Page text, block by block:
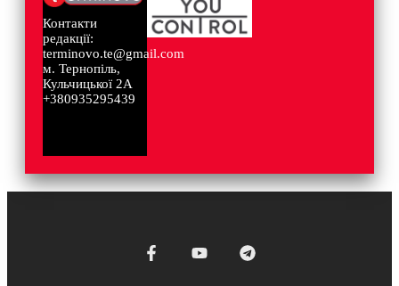
Контакти
редакції:
terminovo.te@gmail.com
м. Тернопіль,
Кульчицької 2А
+380935295439